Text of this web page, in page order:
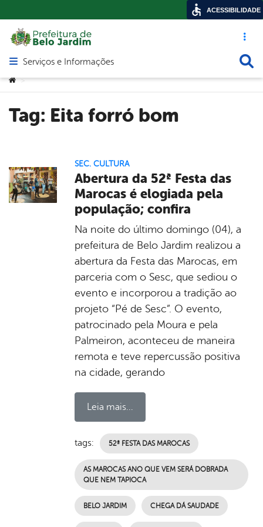
Acesso
Abrir menu principal de navegação
Serviços e Informações
Você está aqui:
>
Tag: Eita forró bom
SEC. CULTURA
Abertura da 52ª Festa das
Marocas é elogiada pela
população; confira
Na noite do último domingo (04), a
prefeitura de Belo Jardim realizou a
abertura da Festa das Marocas, em
parceria com o Sesc, que sediou o
evento e incorporou a tradição ao
projeto “Pé de Sesc”. O evento,
patrocinado pela Moura e pela
Palmeiron, aconteceu de maneira
remota e teve repercussão positiva
na cidade, gerando
Leia mais...
tags: 52ª FESTA DAS MAROCAS
AS MAROCAS ANO QUE VEM SERÁ DOBRADA
QUE NEM TAPIOCA
BELO JARDIM CHEGA DÁ SAUDADE
ACESSIBILIDADE